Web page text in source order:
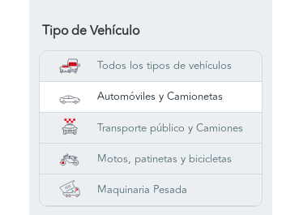
Tipo de Vehículo
Todos los tipos de vehículos
Automóviles y Camionetas
Transporte público y Camiones
Motos, patinetas y bicicletas
Maquinaria Pesada